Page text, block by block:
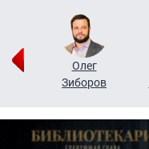
Олег
Зиборов